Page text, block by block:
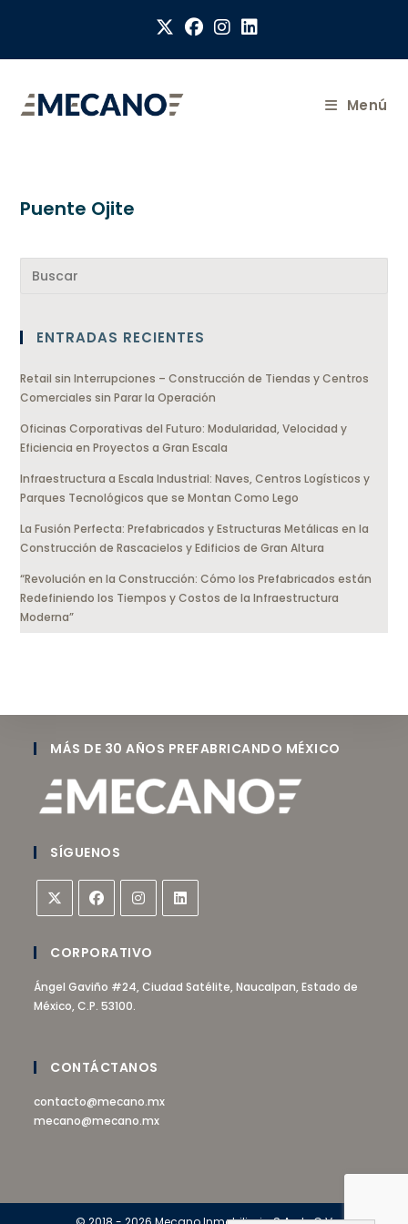
Menú
Puente Ojite
ENTRADAS RECIENTES
Retail sin Interrupciones – Construcción de Tiendas y Centros
Comerciales sin Parar la Operación
Oficinas Corporativas del Futuro: Modularidad, Velocidad y
Eficiencia en Proyectos a Gran Escala
Infraestructura a Escala Industrial: Naves, Centros Logísticos y
Parques Tecnológicos que se Montan Como Lego
La Fusión Perfecta: Prefabricados y Estructuras Metálicas en la
Construcción de Rascacielos y Edificios de Gran Altura
“Revolución en la Construcción: Cómo los Prefabricados están
Redefiniendo los Tiempos y Costos de la Infraestructura
Moderna”
MÁS DE 30 AÑOS PREFABRICANDO MÉXICO
SÍGUENOS
CORPORATIVO
Ángel Gaviño #24, Ciudad Satélite, Naucalpan, Estado de
México, C.P. 53100.
CONTÁCTANOS
contacto@mecano.mx
mecano@mecano.mx